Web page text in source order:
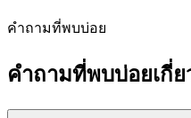
คำถามที่พบบ่อย
คำถามที่พบบ่อยเกี่ย